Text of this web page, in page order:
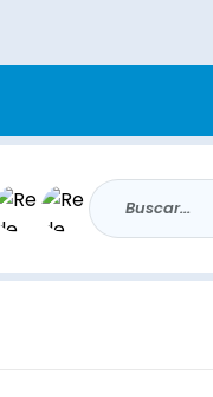
Buscar...